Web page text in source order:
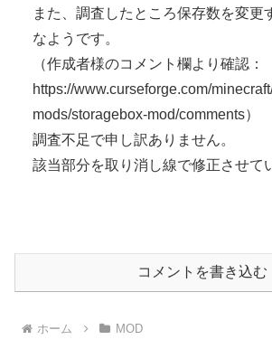
また、調査したところ保存数を変更
なようです。
（作成者様のコメント欄より確認：
https://www.curseforge.com/
mods/storagebox-mod/comments）
調査不足で申し訳ありません。
該当部分を取り消し線で修正させて
コメントを書き込む
ホーム MOD